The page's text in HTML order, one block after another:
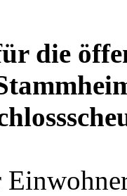
die